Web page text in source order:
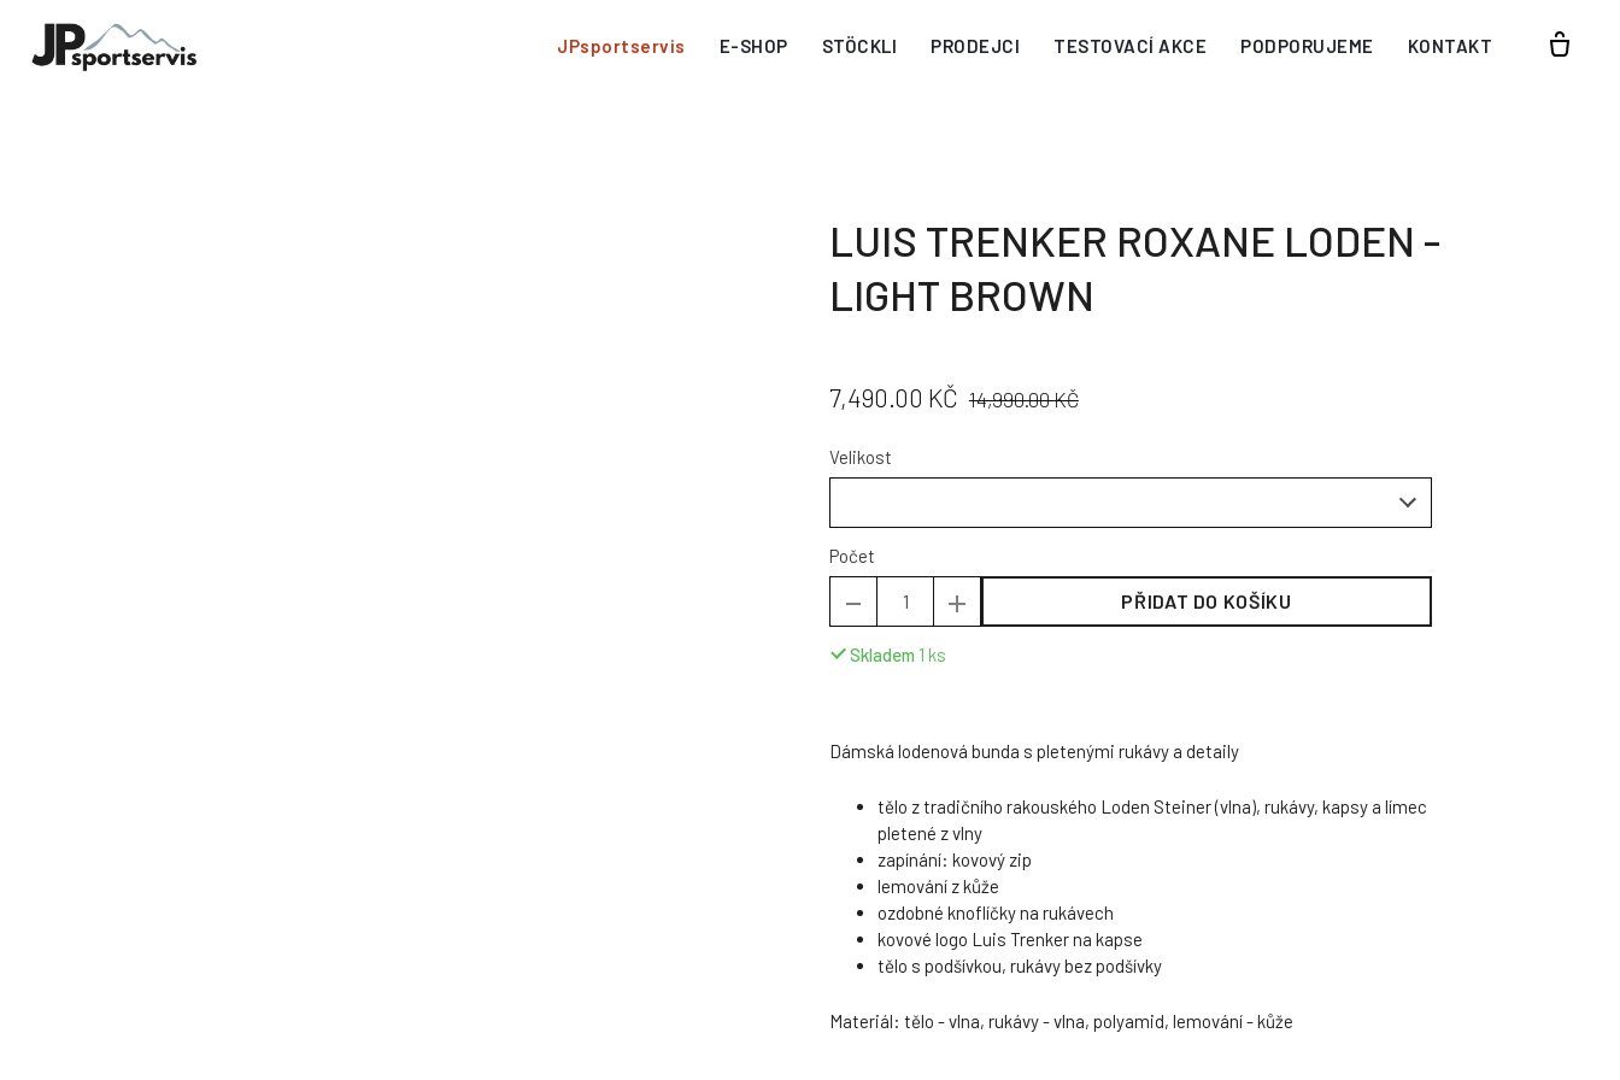
JPsportservis E-SHOP STÖCKLI PRODEJCI TESTOVACÍ AKCE PODPORUJEME KONTAKT
LUIS TRENKER ROXANE LODEN -
LIGHT BROWN
CENA:
7,490.00 KČ PŮVODNÍ
CENA:
14,990.00 KČ
Velikost
Počet
PŘIDAT DO KOŠÍKU
Skladem 1 ks
Dámská lodenová bunda s pletenými rukávy a detaily
tělo z tradičního rakouského Loden Steiner (vlna), rukávy, kapsy a límec
pletené z vlny
zapínání: kovový zip
lemování z kůže
ozdobné knoflíčky na rukávech
kovové logo Luis Trenker na kapse
tělo s podšívkou, rukávy bez podšívky
Materiál: tělo - vlna, rukávy - vlna, polyamid, lemování - kůže